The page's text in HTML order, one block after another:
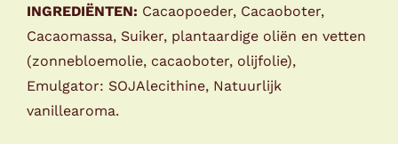
INGREDIËNTEN: Cacaopoeder, Cacaoboter,
Cacaomassa, Suiker, plantaardige oliën en vetten
(zonnebloemolie, cacaoboter, olijfolie),
Emulgator: SOJAlecithine, Natuurlijk
vanillearoma.